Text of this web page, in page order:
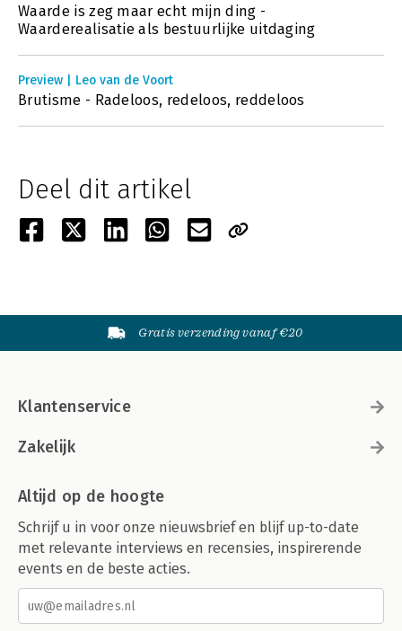
Waarde is zeg maar echt mijn ding -
Waarderealisatie als bestuurlijke uitdaging
Preview | Leo van de Voort
Brutisme - Radeloos, redeloos, reddeloos
Deel dit artikel
Gratis verzending vanaf €20
Klantenservice
Zakelijk
Altijd op de hoogte
Schrijf u in voor onze nieuwsbrief en blijf up-to-date
met relevante interviews en recensies, inspirerende
events en de beste acties.